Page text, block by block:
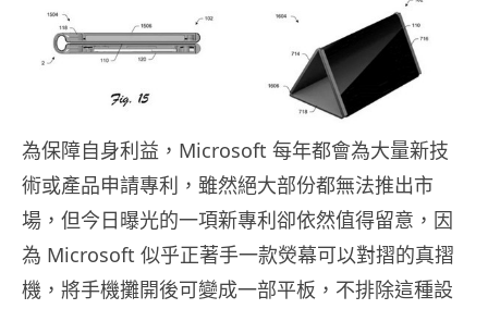
為保障自身利益，Microsoft 每年都會為大量新技
術或產品申請專利，雖然絕大部份都無法推出市
場，但今日曝光的一項新專利卻依然值得留意，因
為 Microsoft 似乎正著手一款熒幕可以對摺的真摺
機，將手機攤開後可變成一部平板，不排除這種設